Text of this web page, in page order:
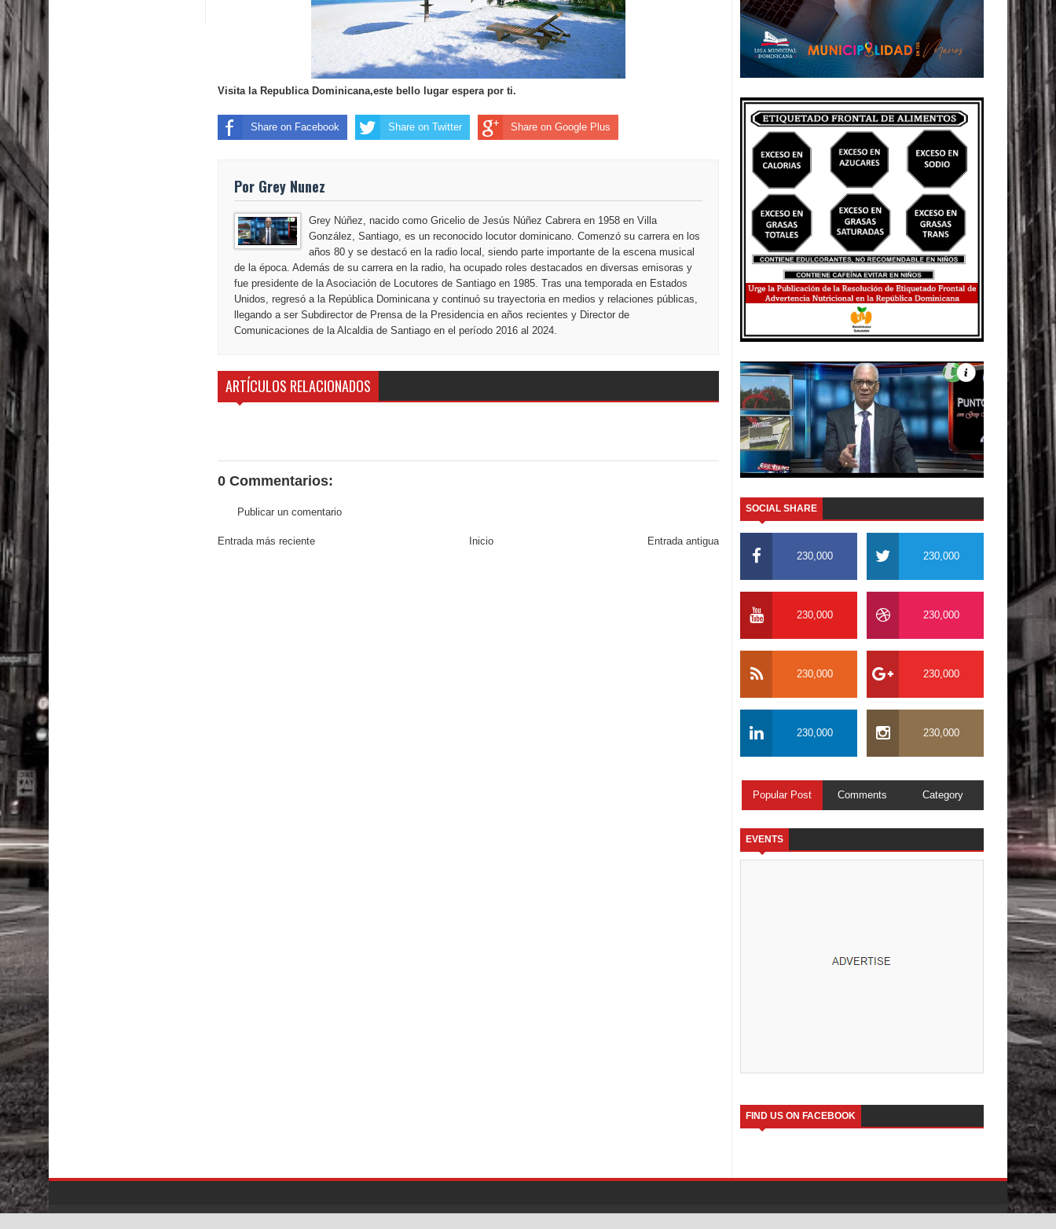
Heridos y edificios colapsados tras terremoto de magnitud 7,1 en Japón
Poder Ejecutivo promulga modificaciones al nuevo Código Penal
Diputado Félix Michell Rodríguez reveló que con Presupuesto Complementario gobierno endeuda país con
El PRM tendrá desde el próximo domingo una dirección de hombres
Visita la Republica Dominicana,este bello lugar espera por ti.
Share on Facebook Share on Twitter Share on Google Plus
Por Grey Nunez
Grey Núñez, nacido como Gricelio de Jesús Núñez Cabrera en 1958 en Villa
González, Santiago, es un reconocido locutor dominicano. Comenzó su carrera en los
años 80 y se destacó en la radio local, siendo parte importante de la escena musical
de la época. Además de su carrera en la radio, ha ocupado roles destacados en diversas emisoras y
fue presidente de la Asociación de Locutores de Santiago en 1985. Tras una temporada en Estados
Unidos, regresó a la República Dominicana y continuó su trayectoria en medios y relaciones públicas,
llegando a ser Subdirector de Prensa de la Presidencia en años recientes y Director de
Comunicaciones de la Alcaldia de Santiago en el período 2016 al 2024.
ARTÍCULOS RELACIONADOS
0 Commentarios:
Publicar un comentario
Entrada más reciente Entrada antigua
Inicio
SOCIAL SHARE
230,000 230,000
230,000 230,000
230,000 230,000
230,000 230,000
Popular Post Comments Category
EVENTS
FIND US ON FACEBOOK